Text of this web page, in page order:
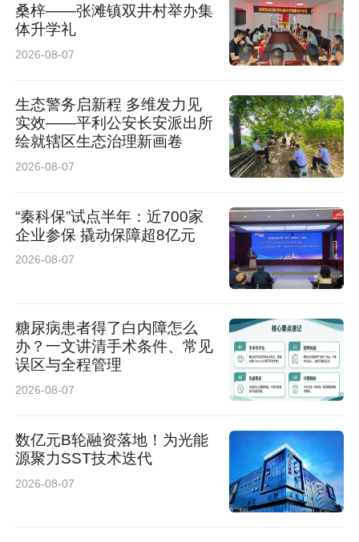
桑梓——张滩镇双井村举办集
体升学礼
2026-08-07
生态警务启新程 多维发力见
实效——平利公安长安派出所
绘就辖区生态治理新画卷
2026-08-07
“秦科保”试点半年：近700家
企业参保 撬动保障超8亿元
2026-08-07
糖尿病患者得了白内障怎么
办？一文讲清手术条件、常见
误区与全程管理
2026-08-07
数亿元B轮融资落地！为光能
源聚力SST技术迭代
2026-08-07